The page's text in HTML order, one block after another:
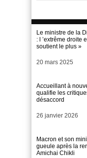
Le ministre de la
: l ’extrême droite
soutient le plus »
Date
20 mars 2025
Accueillant à
qualifie les
désaccord
Date
26 janvier 2026
Macron et son
gueule après la
Amichai Chikli